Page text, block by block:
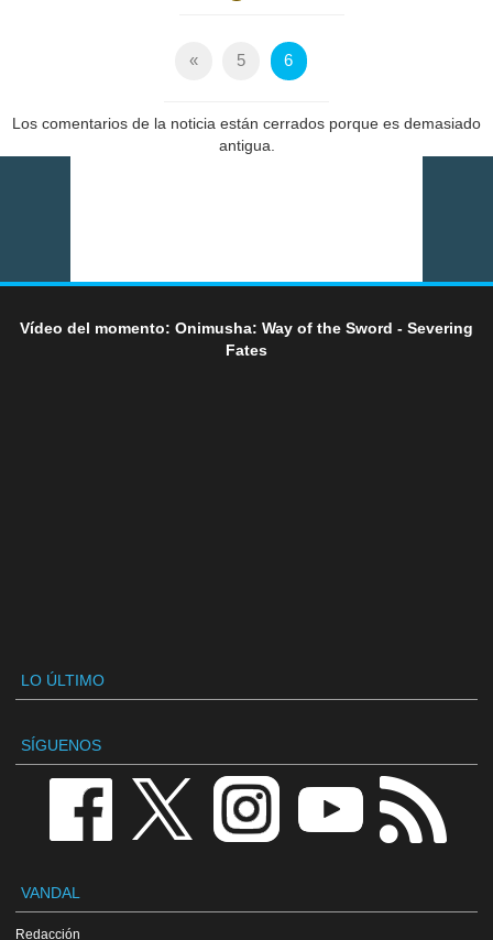
« 5 6
Los comentarios de la noticia están cerrados porque es demasiado
antigua.
Vídeo del momento: Onimusha: Way of the Sword - Severing
Fates
LO ÚLTIMO
SÍGUENOS
VANDAL
Redacción